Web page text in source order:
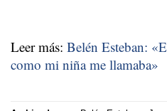
Leer más: Belén Esteban:
como mi niña me llamaba»